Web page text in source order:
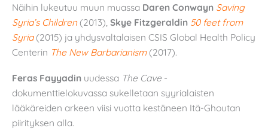
Näihin lukeutuu muun muassa Daren Conwayn Saving
Syria’s Children(2013), Skye Fitzgeraldin 50 feet from
Syria (2015) ja yhdysvaltalaisen CSIS Global Health Policy
Centerin The New Barbarianism(2017).
Feras Fayyadin uudessa The Cave -
dokumenttielokuvassa sukelletaan syyrialaisten
lääkäreiden arkeen viisi vuotta kestäneen Itä-Ghoutan
piirityksen alla.